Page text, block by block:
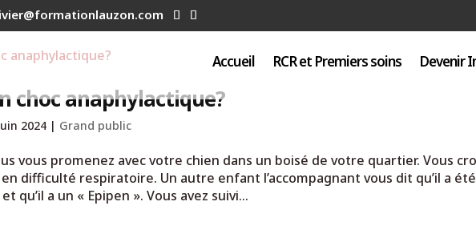
Accueil RCR et Premiers soins Devenir
choc anaphylactique?
2024 | Grand public
vous promenez avec votre chien dans un boisé de votre quartier. Vous
difficulté respiratoire. Un autre enfant l’accompagnant vous dit qu’il a été
qu’il a un « Epipen ». Vous avez suivi...